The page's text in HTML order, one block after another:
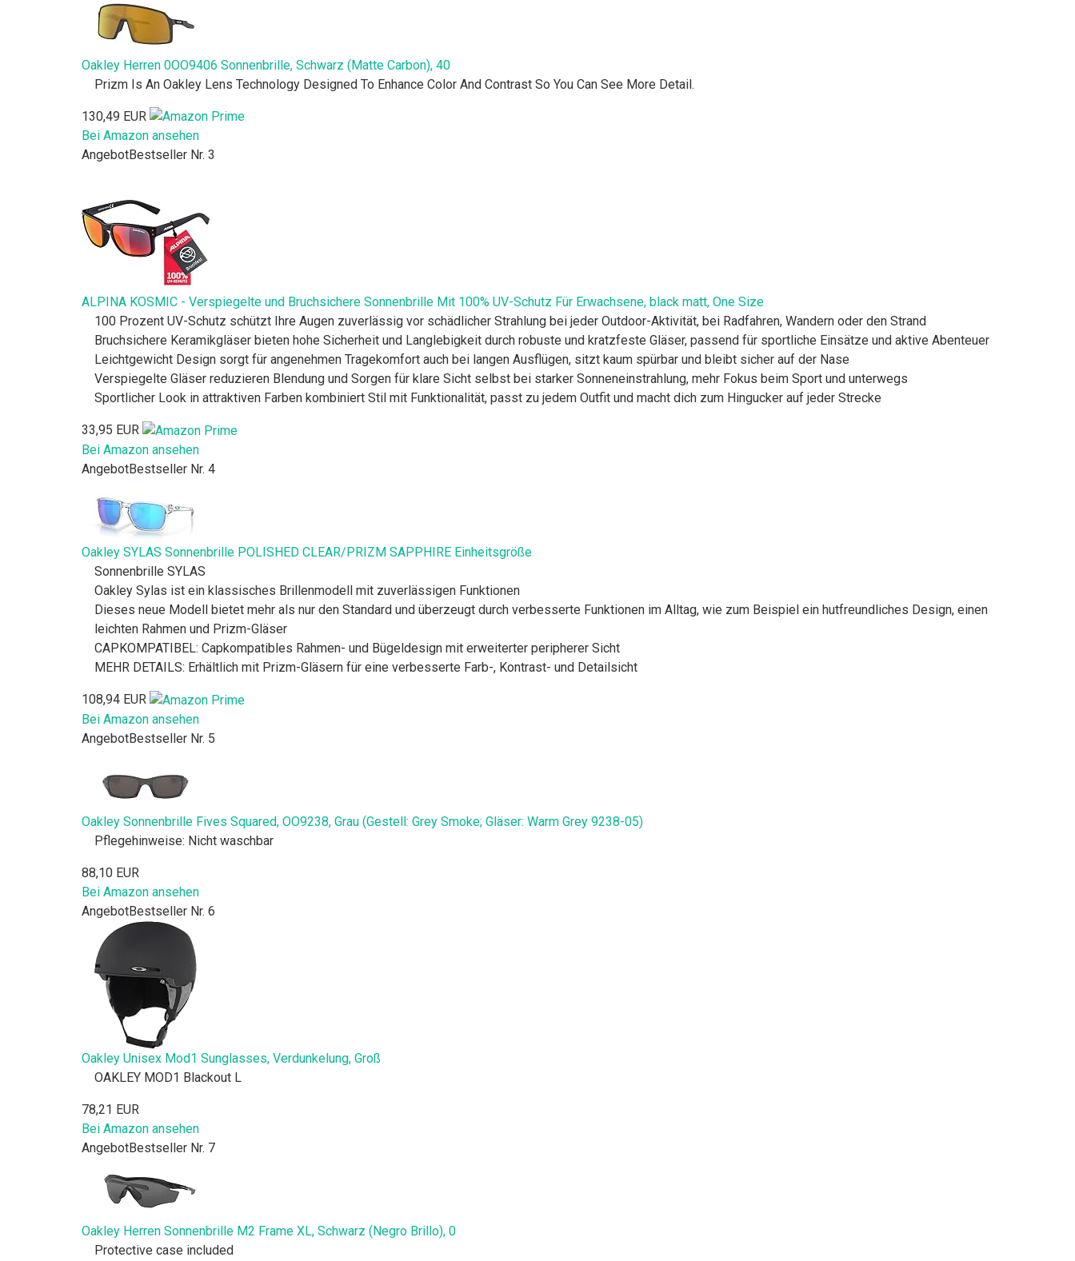
Oakley Herren 0OO9406 Sonnenbrille, Schwarz (Matte Carbon), 40
Prizm Is An Oakley Lens Technology Designed To Enhance Color And Contrast So You Can See More Detail.
130,49 EUR
Bei Amazon ansehen
AngebotBestseller Nr. 3
ALPINA KOSMIC - Verspiegelte und Bruchsichere Sonnenbrille Mit 100% UV-Schutz Für Erwachsene, black matt, One Size
100 Prozent UV-Schutz schützt Ihre Augen zuverlässig vor schädlicher Strahlung bei jeder Outdoor-Aktivität, bei Radfahren, Wandern oder den Strand
Bruchsichere Keramikgläser bieten hohe Sicherheit und Langlebigkeit durch robuste und kratzfeste Gläser, passend für sportliche Einsätze und aktive Abenteuer
Leichtgewicht Design sorgt für angenehmen Tragekomfort auch bei langen Ausflügen, sitzt kaum spürbar und bleibt sicher auf der Nase
Verspiegelte Gläser reduzieren Blendung und Sorgen für klare Sicht selbst bei starker Sonneneinstrahlung, mehr Fokus beim Sport und unterwegs
Sportlicher Look in attraktiven Farben kombiniert Stil mit Funktionalität, passt zu jedem Outfit und macht dich zum Hingucker auf jeder Strecke
33,95 EUR
Bei Amazon ansehen
AngebotBestseller Nr. 4
Oakley SYLAS Sonnenbrille POLISHED CLEAR/PRIZM SAPPHIRE Einheitsgröße
Sonnenbrille SYLAS
Oakley Sylas ist ein klassisches Brillenmodell mit zuverlässigen Funktionen
Dieses neue Modell bietet mehr als nur den Standard und überzeugt durch verbesserte Funktionen im Alltag, wie zum Beispiel ein hutfreundliches Design, einen
leichten Rahmen und Prizm-Gläser
CAPKOMPATIBEL: Capkompatibles Rahmen- und Bügeldesign mit erweiterter peripherer Sicht
MEHR DETAILS: Erhältlich mit Prizm-Gläsern für eine verbesserte Farb-, Kontrast- und Detailsicht
108,94 EUR
Bei Amazon ansehen
AngebotBestseller Nr. 5
Oakley Sonnenbrille Fives Squared, OO9238, Grau (Gestell: Grey Smoke; Gläser: Warm Grey 9238-05)
Pflegehinweise: Nicht waschbar
88,10 EUR
Bei Amazon ansehen
AngebotBestseller Nr. 6
Oakley Unisex Mod1 Sunglasses, Verdunkelung, Groß
OAKLEY MOD1 Blackout L
78,21 EUR
Bei Amazon ansehen
AngebotBestseller Nr. 7
Oakley Herren Sonnenbrille M2 Frame XL, Schwarz (Negro Brillo), 0
Protective case included